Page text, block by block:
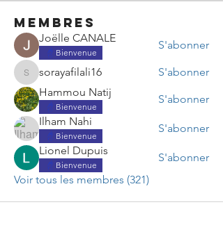
membres
Joëlle CANALE
Bienvenue
S'abonner
sorayafilali16
sorayafilali16
S'abonner
Hammou Natij
Bienvenue
S'abonner
Ilham Nahi
Bienvenue
S'abonner
Lionel Dupuis
Bienvenue
S'abonner
Voir tous les membres (321)